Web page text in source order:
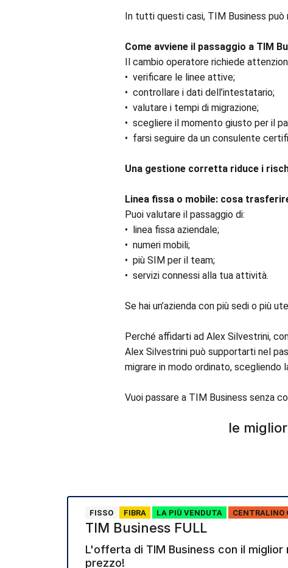
In tutti questi casi, TIM Business può
Come avviene il passaggio a TIM
Il cambio operatore richiede
•⁠ ⁠verificare le linee attive;
•⁠ ⁠controllare i dati dell’intestatario;
•⁠ ⁠valutare i tempi di migrazione;
•⁠ ⁠scegliere il momento giusto per il
•⁠ ⁠farsi seguire da un consulente
Una gestione corretta riduce i
Linea fissa o mobile: cosa
Puoi valutare il passaggio di:
•⁠ ⁠linea fissa aziendale;
•⁠ ⁠numeri mobili;
•⁠ ⁠più SIM per il team;
•⁠ ⁠servizi connessi alla tua attività.
Se hai un’azienda con più sedi o più
Perché affidarti ad Alex Silvestrini,
Alex Silvestrini può supportarti nel
migrare in modo ordinato, scegliendo
Vuoi passare a TIM Business senza
le
FISSO FIBRA LA PIÙ VENDUTA CENTRALINO
TIM Business FULL
L'offerta di TIM Business con il miglior
prezzo!